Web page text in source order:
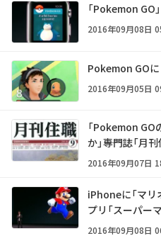
「Pokemon GO
2016年09月08日
Pokemon GOに
2016年09月05日
「Pokemon GO
か」――専門誌「月
2016年09月07日
iPhoneに「マ
プリ「スーパー
2016年09月08日